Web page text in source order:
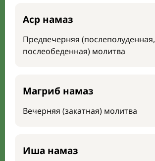
Аср намаз
Предвечерняя (послеполуденная,
послеобеденная) молитва
Магриб намаз
Вечерняя (закатная) молитва
Иша намаз